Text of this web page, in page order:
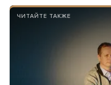
ЧИТАЙТЕ ТАКЖЕ